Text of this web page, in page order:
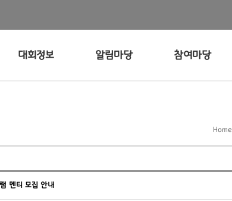
대회정보 알림마당 참여마당
Home
멘티 모집 안내